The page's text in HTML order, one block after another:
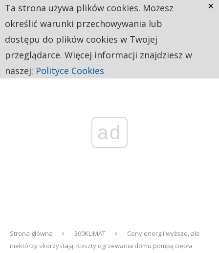
ad
Strona główna 300KLIMAT
Ceny energii wyższe, ale
niektórzy skorzystają. Koszty ogrzewania domu pompą ciepła
Ta strona używa plików cookies. Możesz
określić warunki przechowywania lub
dostępu do plików cookies w Twojej
przeglądarce. Więcej informacji znajdziesz w
naszej: Polityce Cookies
×